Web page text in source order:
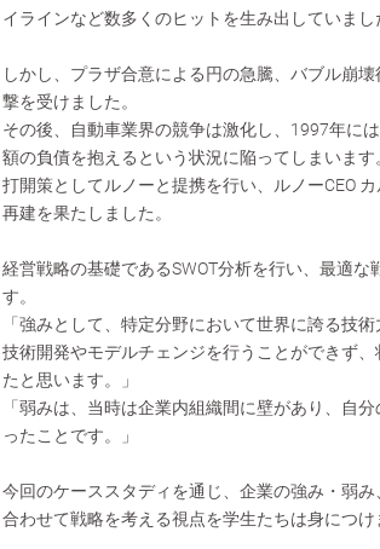
イラインなど数多くのヒットを生み出していまし
しかし、プラザ合意による円の急騰、バブル崩
撃を受けました。
その後、自動車業界の競争は激化し、1997年に
額の負債を抱えるという状況に陥ってしまいます
打開策としてルノーと提携を行い、ルノーCEO
再建を果たしました。
経営戦略の基礎であるSWOT分析を行い、最適
す。
「強みとして、特定分野において世界に誇る技
技術開発やモデルチェンジを行うことができず
たと思います。」
「弱みは、当時は企業内組織間に壁があり、自
ったことです。」
今回のケーススタディを通じ、企業の強み・弱
合わせて戦略を考える視点を学生たちは身につけ